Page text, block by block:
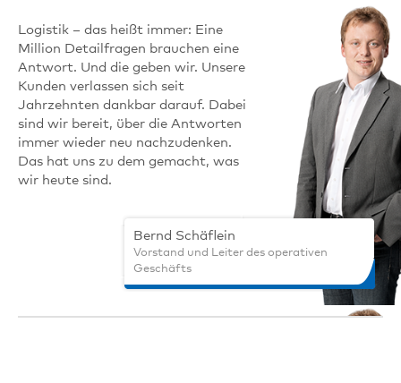
Logistik – das heißt immer: Eine
Million Detailfragen brauchen eine
Antwort. Und die geben wir. Unsere
Kunden verlassen sich seit
Jahrzehnten dankbar darauf. Dabei
sind wir bereit, über die Antworten
immer wieder neu nachzudenken.
Das hat uns zu dem gemacht, was
wir heute sind.
Bernd Schäflein
Vorstand und Leiter des operativen
Geschäfts